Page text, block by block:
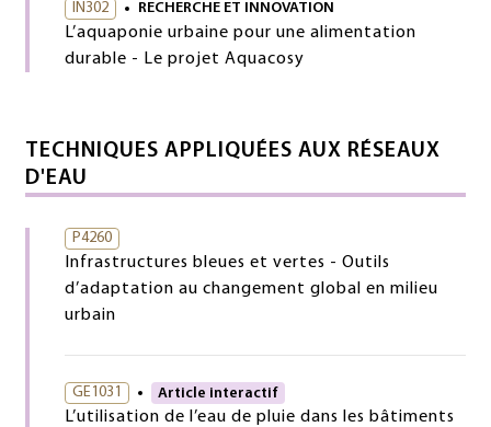
IN302 RECHERCHE ET INNOVATION
L’aquaponie urbaine pour une alimentation
durable - Le projet Aquacosy
TECHNIQUES APPLIQUÉES AUX RÉSEAUX
D'EAU
P4260
Infrastructures bleues et vertes - Outils
d’adaptation au changement global en milieu
urbain
GE1031 Article interactif
L’utilisation de l’eau de pluie dans les bâtiments